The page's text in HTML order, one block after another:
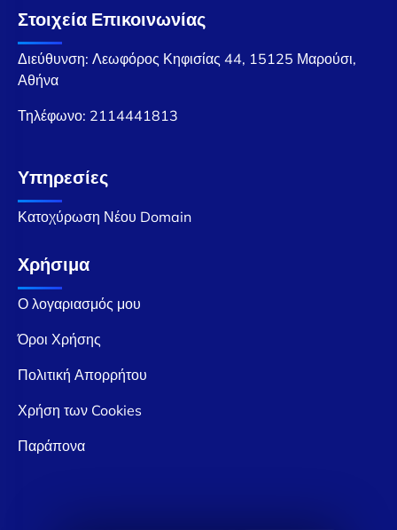
Στοιχεία Επικοινωνίας
Διεύθυνση: Λεωφόρος Κηφισίας 44, 15125 Μαρούσι,
Αθήνα
Τηλέφωνο: 2114441813
Υπηρεσίες
Κατοχύρωση Νέου Domain
Χρήσιμα
Ο λογαριασμός μου
Όροι Χρήσης
Πολιτική Απορρήτου
Χρήση των Cookies
Παράπονα